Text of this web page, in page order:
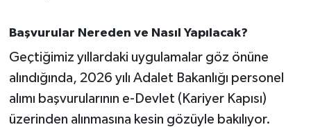
Başvurular Nereden ve Nasıl Yapılacak?
Geçtiğimiz yıllardaki uygulamalar göz önüne
alındığında, 2026 yılı Adalet Bakanlığı personel
alımı başvurularının e-Devlet (Kariyer Kapısı)
üzerinden alınmasına kesin gözüyle bakılıyor.
Trend
TÜRKİYE